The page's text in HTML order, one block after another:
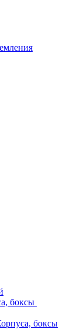
боксы
боксы